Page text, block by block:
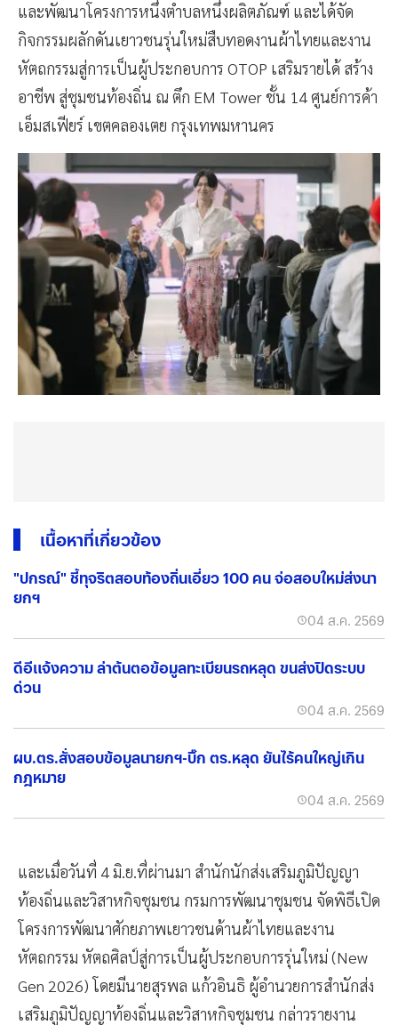
และพัฒนาโครงการหนึ่งตำบลหนึ่งผลิตภัณฑ์ และได้จัด
กิจกรรมผลักดันเยาวชนรุ่นใหม่สืบทอดงานผ้าไทยและงาน
หัตถกรรมสู่การเป็นผู้ประกอบการ OTOP เสริมรายได้ สร้าง
อาชีพ สู่ชุมชนท้องถิ่น ณ ตึก EM Tower ชั้น 14 ศูนย์การค้า
เอ็มสเฟียร์ เขตคลองเตย กรุงเทพมหานคร
เนื้อหาที่เกี่ยวข้อง
"ปกรณ์" ชี้ทุจริตสอบท้องถิ่นเอี่ยว 100 คน จ่อสอบใหม่ส่งนา
ยกฯ
04 ส.ค. 2569
ดีอีแจ้งความ ล่าต้นตอข้อมูลทะเบียนรถหลุด ขนส่งปิดระบบ
ด่วน
04 ส.ค. 2569
ผบ.ตร.สั่งสอบข้อมูลนายกฯ-บิ๊ก ตร.หลุด ยันไร้คนใหญ่เกิน
กฎหมาย
04 ส.ค. 2569
และเมื่อวันที่ 4 มิ.ย.ที่ผ่านมา สำนักนักส่งเสริมภูมิปัญญา
ท้องถิ่นและวิสาหกิจชุมชน กรมการพัฒนาชุมชน จัดพิธีเปิด
โครงการพัฒนาศักยภาพเยาวชนด้านผ้าไทยและงาน
หัตถกรรม หัตถศิลป์สู่การเป็นผู้ประกอบการรุ่นใหม่ (New
Gen 2026) โดยมีนายสุรพล แก้วอินธิ ผู้อำนวยการสำนักส่ง
เสริมภูมิปัญญาท้องถิ่นและวิสาหกิจชุมชน กล่าวรายงาน